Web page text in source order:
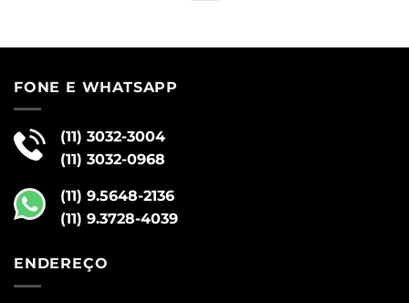
FONE E WHATSAPP
(11) 3032-3004
(11) 3032-0968
(11) 9.5648-2136
(11) 9.3728-4039
ENDEREÇO